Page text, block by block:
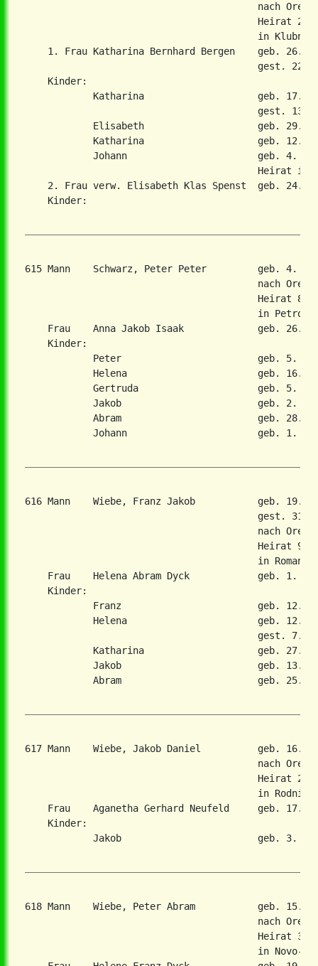
nach
Heirat 27.
in
1. Frau Katharina Bernhard Bergen    geb. 26.
gest. 22.
    Kinder:
Katharina                    geb. 17.
gest. 13.
Elisabeth                    geb. 29.
Katharina                    geb. 12.
Johann                       geb. 4.
Heirat in
2. Frau verw. Elisabeth Klas Spenst  geb. 24.
    Kinder:
615 Mann    Schwarz, Peter Peter         geb. 4.
nach
Heirat 8.
in
Frau    Anna Jakob Isaak             geb. 26.
    Kinder:
Peter                        geb. 5.
Helena                       geb. 16.
Gertruda                     geb. 5.
Jakob                        geb. 2.
Abram                        geb. 28.
Johann                       geb. 1.
616 Mann    Wiebe, Franz Jakob           geb. 19.
gest. 31.
nach
Heirat 9.
in
Frau    Helena Abram Dyck            geb. 1.
    Kinder:
Franz                        geb. 12.
Helena                       geb. 12.
gest. 7.
Katharina                    geb. 27.
Jakob                        geb. 13.
Abram                        geb. 25.
617 Mann    Wiebe, Jakob Daniel          geb. 16.
nach
Heirat 2.
in
Frau    Aganetha Gerhard Neufeld     geb. 17.
    Kinder:
Jakob                        geb. 3.
618 Mann    Wiebe, Peter Abram           geb. 15.
nach
Heirat 31.
in Novo-